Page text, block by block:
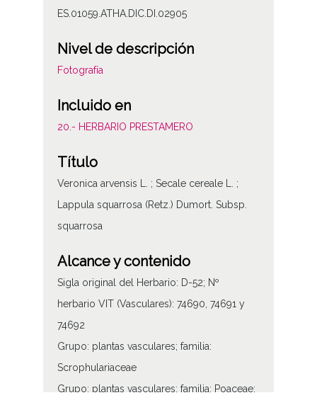
ES.01059.ATHA.DIC.DI.02905
Nivel de descripción
Fotografía
Incluido en
20.- HERBARIO PRESTAMERO
Título
Veronica arvensis L. ; Secale cereale L. ;
Lappula squarrosa (Retz.) Dumort. Subsp.
squarrosa
Alcance y contenido
Sigla original del Herbario: D-52; Nº
herbario VIT (Vasculares): 74690, 74691 y
74692
Grupo: plantas vasculares; familia:
Scrophulariaceae
Grupo: plantas vasculares; familia: Poaceae;